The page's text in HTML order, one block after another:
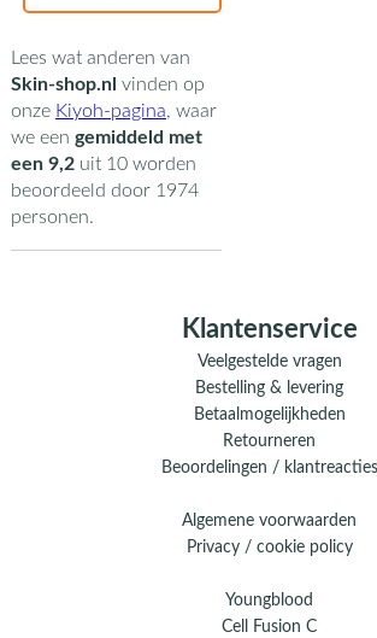
Lees wat anderen van
Skin-shop.nl vinden op
onze Kiyoh-pagina, waar
we een gemiddeld met
een 9,2uit 10worden
beoordeeld door 1974
personen.
Klantenservice
Veelgestelde vragen
Bestelling & levering
Betaalmogelijkheden
Retourneren
Beoordelingen / klantreacties
Algemene voorwaarden
Privacy / cookie policy
Youngblood
Cell Fusion C